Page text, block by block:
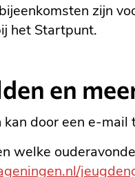
zijn
het Startpunt.
en
door een e-mail
welke